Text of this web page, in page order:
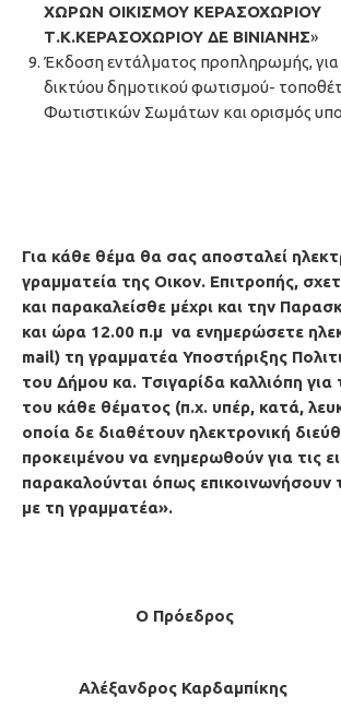
ΧΩΡΩΝ ΟΙΚΙΣΜΟΥ ΚΕΡΑΣΟΧΩΡΙΟΥ
Τ.Κ.ΚΕΡΑΣΟΧΩΡΙΟΥ ΔΕ ΒΙΝΙΑΝΗΣ»
Έκδοση εντάλματος προπληρωμής,
δικτύου δημοτικού φωτισμού-
Φωτιστικών Σωμάτων και ορισμός
Για κάθε θέμα θα σας αποσταλεί
γραμματεία της Οικον. Επιτροπής,
και παρακαλείσθε μέχρι και την
και ώρα 12.00 π.μ να ενημερώσετε
mail) τη γραμματέα Υποστήριξης
του Δήμου κα. Τσιγαρίδα καλλιόπη για
του κάθε θέματος (π.χ. υπέρ, κατά,
οποία δε διαθέτουν ηλεκτρονική
προκειμένου να ενημερωθούν για τις
παρακαλούνται όπως επικοινωνήσουν
με τη γραμματέα».
O Πρόεδρος
Αλέξανδρος Καρδαμπίκης